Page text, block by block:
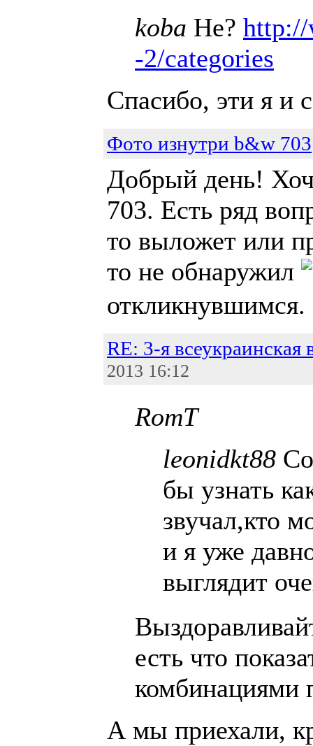
koba Не? http://
-2/categories
Спасибо, эти я и
Фото изнутри b&w 703
Добрый день!
703. Есть ряд
то выложет или
то не обнаружил
откликнувшимся.
RE: 3-я
2013 16:12
RomT
leonidkt88
бы узнать
звучал,кто
и я уже
выглядит
есть что
комбинациями
А мы приехали,